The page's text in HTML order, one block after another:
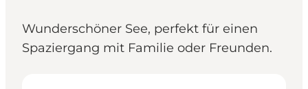
Wunderschöner See, perfekt für einen
Spaziergang mit Familie oder Freunden.